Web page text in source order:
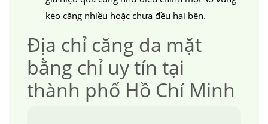
kéo căng nhiều hoặc chưa đều hai bên.
Địa chỉ căng da mặt
bằng chỉ uy tín tại
thành phố Hồ Chí Minh